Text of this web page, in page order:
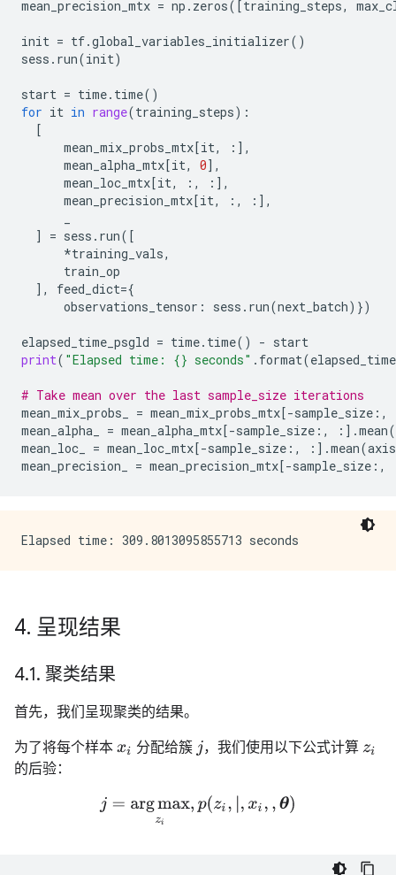
mean_precision_mtx = np . zeros([training_steps,
init = tf.global_variables_initializer()
sess . run(init)
start = time. time()
for it in range(training_steps):
[
mean_mix_probs_mtx [it,
:],
mean_alpha_mtx [it, 0],
mean_loc_mtx [it, :,
:],
mean_precision_mtx [it, :,
:],
]
= sess . run([
*training_vals,
train_op
],
feed_dict={
observations_tensor : sess . run(next_batch)})
elapsed_time_psgld = time. time() - start
print( "Elapsed time: {} seconds" . format(
# Take mean over the last sample_size iterations
mean_mix_probs_
= mean_mix_probs_mtx [-sample_size :,
mean_alpha_
= mean_alpha_mtx [-sample_size :, :] .mean(
mean_loc_
= mean_loc_mtx [-sample_size :, :] .mean(axis
mean_precision_
= mean_precision_mtx [-sample_size :,
4. 呈现结果
4.1. 聚类结果
首先，我们呈现聚类的结果。
为了将每个样本 xi 分配给簇 j ，我们使用以下公式计算 zi
的后验：
j=argmaxz i,p(zi,| xi ,,θ)